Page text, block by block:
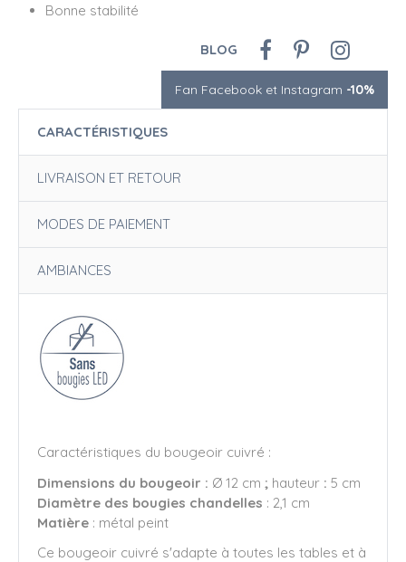
Bonne stabilité
BLOG
Fan Facebook et Instagram -10%
CARACTÉRISTIQUES
LIVRAISON ET RETOUR
MODES DE PAIEMENT
AMBIANCES
Caractéristiques du bougeoir cuivré :
Dimensions du bougeoir : Ø 12 cm ; hauteur : 5 cm
Diamètre des bougies chandelles : 2,1 cm
Matière : métal peint
Ce bougeoir cuivré s'adapte à toutes les tables et à